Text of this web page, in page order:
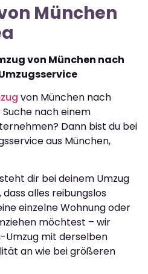
München
von München nach
von München nach
nach einem
Dann bist du bei
aus München,
dir bei deinem Umzug
alles reibungslos
einzelne Wohnung oder
möchtest – wir
Umzug mit derselben
an wie bei größeren